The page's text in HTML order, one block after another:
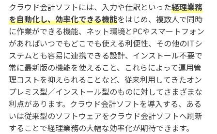
クラウド会計ソフトには、入力や仕訳といった経理業務
を自動化し、効率化できる機能をはじめ、複数人で同時
に作業ができる機能、ネット環境とPCやスマートフォン
があればいつでもどこでも使える利便性、その他のITシ
ステムとも容易に連携できる設計、インストール不要で
常に最新版の機能を使えること、これらによって運用管
理コストを抑えられることなど、従来利用してきたオン
プレミス型／インストール型のものに対してさまざまな
利点があります。クラウド会計ソフトを導入する、ある
いは従来型のソフトウェアをクラウド会計ソフトへ刷新
することで経理業務の大幅な効率化が期待できます。